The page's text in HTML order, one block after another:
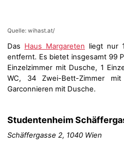
Quelle: wihast.at/
Das Haus Margareten liegt nur
entfernt. Es bietet insgesamt 99
Einzelzimmer mit Dusche, 1
WC, 34 Zwei-Bett-Zimmer
Garconnieren mit Dusche.
Studentenheim
Schäffergasse 2, 1040 Wien